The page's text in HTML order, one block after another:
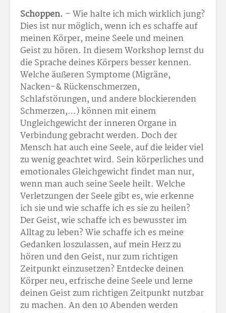
Schoppen. – Wie halte ich mich wirklich jung?
Dies ist nur möglich, wenn ich es schaffe auf
meinen Körper, meine Seele und meinen
Geist zu hören. In diesem Workshop lernst du
die Sprache deines Körpers besser kennen.
Welche äußeren Symptome (Migräne,
Nacken-& Rückenschmerzen,
Schlafstörungen, und andere blockierenden
Schmerzen,…) können mit einem
Ungleichgewicht der inneren Organe in
Verbindung gebracht werden. Doch der
Mensch hat auch eine Seele, auf die leider viel
zu wenig geachtet wird. Sein körperliches und
emotionales Gleichgewicht findet man nur,
wenn man auch seine Seele heilt. Welche
Verletzungen der Seele gibt es, wie erkenne
ich sie und wie schaffe ich es sie zu heilen?
Der Geist, wie schaffe ich es bewusster im
Alltag zu leben? Wie schaffe ich es meine
Gedanken loszulassen, auf mein Herz zu
hören und den Geist, nur zum richtigen
Zeitpunkt einzusetzen? Entdecke deinen
Körper neu, erfrische deine Seele und lerne
deinen Geist zum richtigen Zeitpunkt nutzbar
zu machen. An den 10 Abenden werden